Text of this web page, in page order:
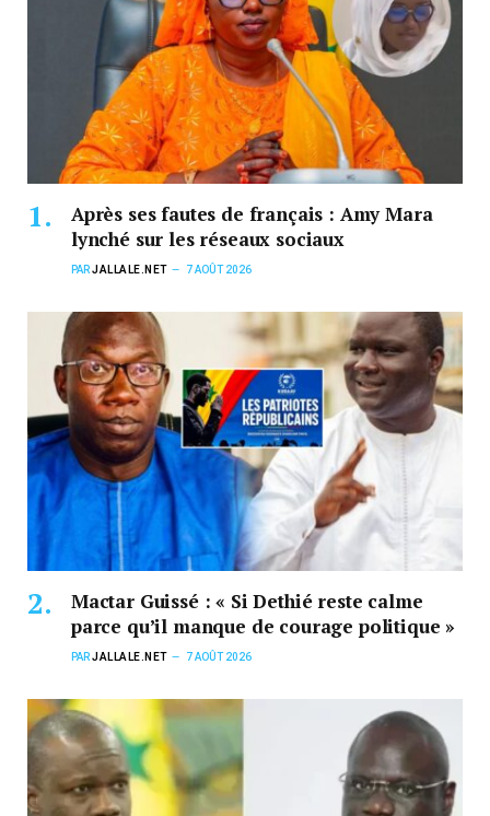
Après ses fautes de français : Amy Mara
lynché sur les réseaux sociaux
PARJALLALE.NET 7 AOÛT 2026
Mactar Guissé : « Si Dethié reste calme
parce qu’il manque de courage politique »
PARJALLALE.NET 7 AOÛT 2026